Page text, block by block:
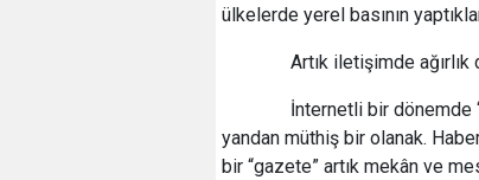
ülkelerde yerel basının
Artık iletişimde ağırlık
İnternetli bir dönemde
yandan müthiş bir olanak.
bir “gazete” artık mekân ve